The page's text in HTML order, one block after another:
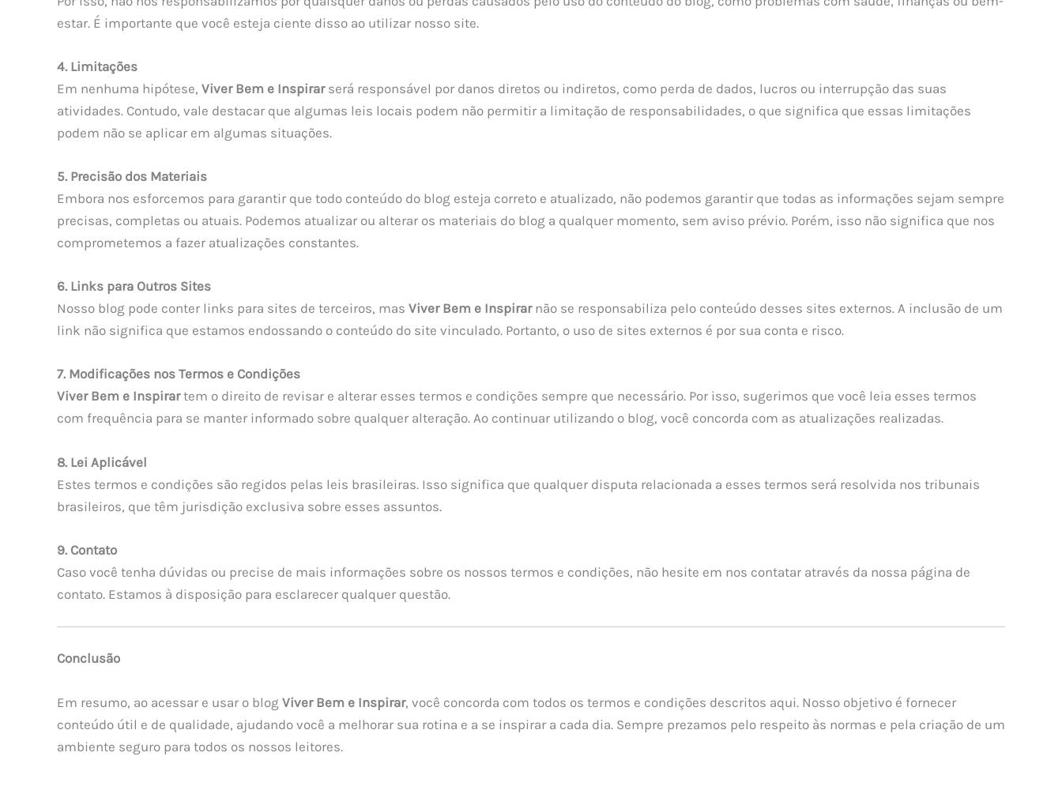
estar. É importante que você esteja ciente disso ao utilizar nosso site.
4. Limitações
Em nenhuma hipótese, Viver Bem e Inspirarserá responsável por danos diretos ou indiretos, como perda de dados, lucros ou interrupção das suas
atividades. Contudo, vale destacar que algumas leis locais podem não permitir a limitação de responsabilidades, o que significa que essas limitações
podem não se aplicar em algumas situações.
5. Precisão dos Materiais
Embora nos esforcemos para garantir que todo conteúdo do blog esteja correto e atualizado, não podemos garantir que todas as informações sejam sempre
precisas, completas ou atuais. Podemos atualizar ou alterar os materiais do blog a qualquer momento, sem aviso prévio. Porém, isso não significa que nos
comprometemos a fazer atualizações constantes.
6. Links para Outros Sites
Nosso blog pode conter links para sites de terceiros, mas Viver Bem e Inspirarnão se responsabiliza pelo conteúdo desses sites externos. A inclusão de um
link não significa que estamos endossando o conteúdo do site vinculado. Portanto, o uso de sites externos é por sua conta e risco.
7. Modificações nos Termos e Condições
Viver Bem e Inspirartem o direito de revisar e alterar esses termos e condições sempre que necessário. Por isso, sugerimos que você leia esses termos
com frequência para se manter informado sobre qualquer alteração. Ao continuar utilizando o blog, você concorda com as atualizações realizadas.
8. Lei Aplicável
Estes termos e condições são regidos pelas leis brasileiras. Isso significa que qualquer disputa relacionada a esses termos será resolvida nos tribunais
brasileiros, que têm jurisdição exclusiva sobre esses assuntos.
9. Contato
Caso você tenha dúvidas ou precise de mais informações sobre os nossos termos e condições, não hesite em nos contatar através da nossa página de
contato. Estamos à disposição para esclarecer qualquer questão.
Conclusão
Em resumo, ao acessar e usar o blog Viver Bem e Inspirar, você concorda com todos os termos e condições descritos aqui. Nosso objetivo é fornecer
conteúdo útil e de qualidade, ajudando você a melhorar sua rotina e a se inspirar a cada dia. Sempre prezamos pelo respeito às normas e pela criação de um
ambiente seguro para todos os nossos leitores.